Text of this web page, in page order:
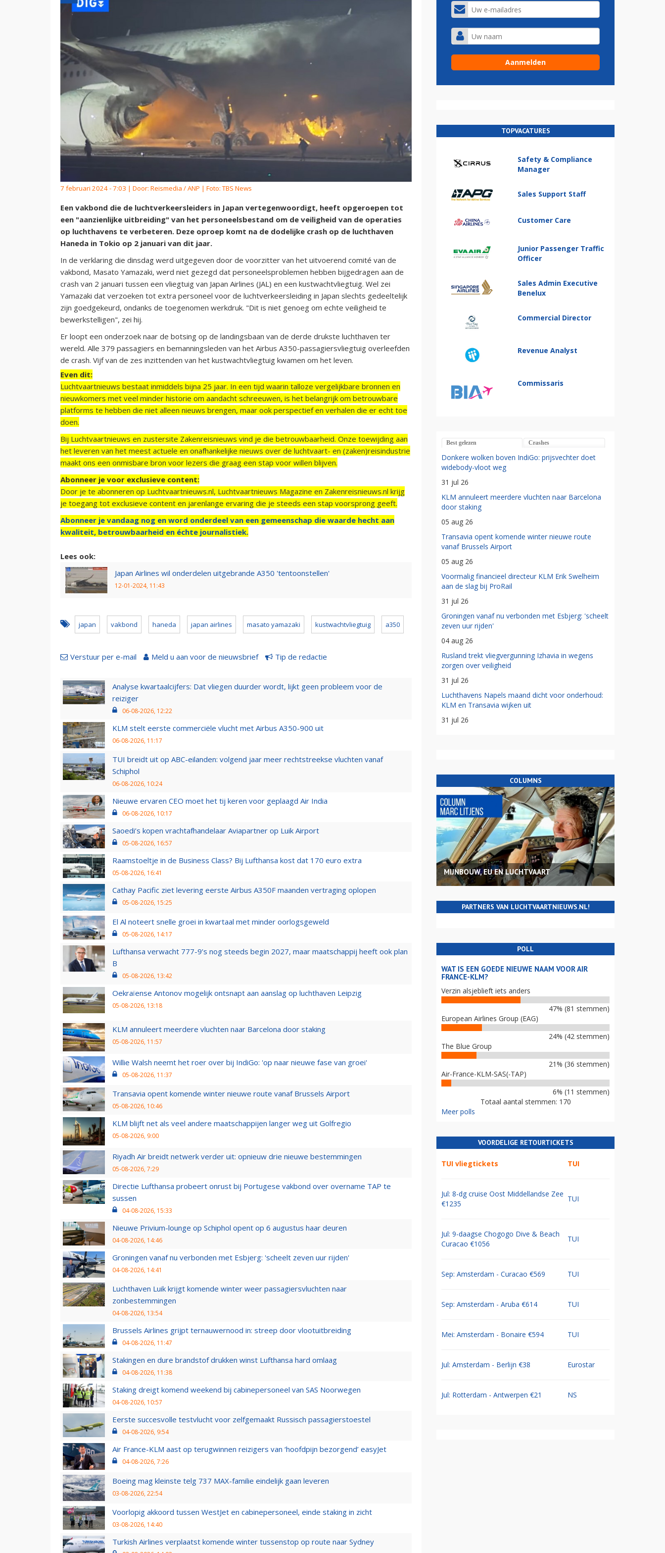
7 februari 2024 - 7:03 | Door: Reismedia / ANP | Foto: TBS News
Een vakbond die de luchtverkeersleiders in Japan vertegenwoordigt, heeft opgeroepen tot
een "aanzienlijke uitbreiding" van het personeelsbestand om de veiligheid van de operaties
op luchthavens te verbeteren. Deze oproep komt na de dodelijke crash op de luchthaven
Haneda in Tokio op 2 januari van dit jaar.
In de verklaring die dinsdag werd uitgegeven door de voorzitter van het uitvoerend comité van de
vakbond, Masato Yamazaki, werd niet gezegd dat personeelsproblemen hebben bijgedragen aan de
crash van 2 januari tussen een vliegtuig van Japan Airlines (JAL) en een kustwachtvliegtuig. Wel zei
Yamazaki dat verzoeken tot extra personeel voor de luchtverkeersleiding in Japan slechts gedeeltelijk
zijn goedgekeurd, ondanks de toegenomen werkdruk. "Dit is niet genoeg om echte veiligheid te
bewerkstelligen", zei hij.
Er loopt een onderzoek naar de botsing op de landingsbaan van de derde drukste luchthaven ter
wereld. Alle 379 passagiers en bemanningsleden van het Airbus A350-passagiersvliegtuig overleefden
de crash. Vijf van de zes inzittenden van het kustwachtvliegtuig kwamen om het leven.
Even dit:
Luchtvaartnieuws bestaat inmiddels bijna 25 jaar. In een tijd waarin talloze vergelijkbare bronnen en
nieuwkomers met veel minder historie om aandacht schreeuwen, is het belangrijk om betrouwbare
platforms te hebben die niet alleen nieuws brengen, maar ook perspectief en verhalen die er echt toe
doen.
Bij Luchtvaartnieuws en zustersite Zakenreisnieuws vind je die betrouwbaarheid. Onze toewijding aan
het leveren van het meest actuele en onafhankelijke nieuws over de luchtvaart- en (zaken)reisindustrie
maakt ons een onmisbare bron voor lezers die graag een stap voor willen blijven.
Abonneer je voor exclusieve content:
Door je te abonneren op Luchtvaartnieuws.nl, Luchtvaartnieuws Magazine en Zakenreisnieuws.nl krijg
je toegang tot exclusieve content en jarenlange ervaring die je steeds een stap voorsprong geeft.
Abonneer je vandaag nog en word onderdeel van een gemeenschap die waarde hecht aan
kwaliteit, betrouwbaarheid en échte journalistiek.
Lees ook:
Japan Airlines wil onderdelen uitgebrande A350 'tentoonstellen'
12-01-2024, 11:43
japan vakbond haneda japan airlines masato yamazaki kustwachtvliegtuig a350
Verstuur per e-mail Meld u aan voor de nieuwsbrief Tip de redactie
Analyse kwartaalcijfers: Dat vliegen duurder wordt, lijkt geen probleem voor de
reiziger
06-08-2026, 12:22
KLM stelt eerste commerciële vlucht met Airbus A350-900 uit
06-08-2026, 11:17
TUI breidt uit op ABC-eilanden: volgend jaar meer rechtstreekse vluchten vanaf
Schiphol
06-08-2026, 10:24
Nieuwe ervaren CEO moet het tij keren voor geplaagd Air India
06-08-2026, 10:17
Saoedi’s kopen vrachtafhandelaar Aviapartner op Luik Airport
05-08-2026, 16:57
Raamstoeltje in de Business Class? Bij Lufthansa kost dat 170 euro extra
05-08-2026, 16:41
Cathay Pacific ziet levering eerste Airbus A350F maanden vertraging oplopen
05-08-2026, 15:25
El Al noteert snelle groei in kwartaal met minder oorlogsgeweld
05-08-2026, 14:17
Lufthansa verwacht 777-9’s nog steeds begin 2027, maar maatschappij heeft ook plan
B
05-08-2026, 13:42
Oekraïense Antonov mogelijk ontsnapt aan aanslag op luchthaven Leipzig
05-08-2026, 13:18
KLM annuleert meerdere vluchten naar Barcelona door staking
05-08-2026, 11:57
Willie Walsh neemt het roer over bij IndiGo: 'op naar nieuwe fase van groei'
05-08-2026, 11:37
Transavia opent komende winter nieuwe route vanaf Brussels Airport
05-08-2026, 10:46
KLM blijft net als veel andere maatschappijen langer weg uit Golfregio
05-08-2026, 9:00
Riyadh Air breidt netwerk verder uit: opnieuw drie nieuwe bestemmingen
05-08-2026, 7:29
Directie Lufthansa probeert onrust bij Portugese vakbond over overname TAP te
sussen
04-08-2026, 15:33
Nieuwe Privium-lounge op Schiphol opent op 6 augustus haar deuren
04-08-2026, 14:46
Groningen vanaf nu verbonden met Esbjerg: 'scheelt zeven uur rijden'
04-08-2026, 14:41
Luchthaven Luik krijgt komende winter weer passagiersvluchten naar
zonbestemmingen
04-08-2026, 13:54
Brussels Airlines grijpt ternauwernood in: streep door vlootuitbreiding
04-08-2026, 11:47
Stakingen en dure brandstof drukken winst Lufthansa hard omlaag
04-08-2026, 11:38
Staking dreigt komend weekend bij cabinepersoneel van SAS Noorwegen
04-08-2026, 10:57
Eerste succesvolle testvlucht voor zelfgemaakt Russisch passagierstoestel
04-08-2026, 9:54
Air France-KLM aast op terugwinnen reizigers van ‘hoofdpijn bezorgend’ easyJet
04-08-2026, 7:26
Boeing mag kleinste telg 737 MAX-familie eindelijk gaan leveren
03-08-2026, 22:54
Voorlopig akkoord tussen WestJet en cabinepersoneel, einde staking in zicht
03-08-2026, 14:40
Turkish Airlines verplaatst komende winter tussenstop op route naar Sydney
TOPVACATURES
Safety & Compliance
Manager
Sales Support Staff
Customer Care
Junior Passenger Traffic
Officer
Sales Admin Executive
Benelux
Commercial Director
Revenue Analyst
Commissaris
Best gelezen Crashes
Donkere wolken boven IndiGo: prijsvechter doet
widebody-vloot weg
31 jul 26
KLM annuleert meerdere vluchten naar Barcelona
door staking
05 aug 26
Transavia opent komende winter nieuwe route
vanaf Brussels Airport
05 aug 26
Voormalig financieel directeur KLM Erik Swelheim
aan de slag bij ProRail
31 jul 26
Groningen vanaf nu verbonden met Esbjerg: 'scheelt
zeven uur rijden'
04 aug 26
Rusland trekt vliegvergunning Izhavia in wegens
zorgen over veiligheid
31 jul 26
Luchthavens Napels maand dicht voor onderhoud:
KLM en Transavia wijken uit
31 jul 26
COLUMNS
MIJNBOUW, EU EN LUCHTVAART
PARTNERS VAN LUCHTVAARTNIEUWS.NL!
POLL
WAT IS EEN GOEDE NIEUWE NAAM VOOR AIR
FRANCE-KLM?
Verzin alsjeblieft iets anders
47% (81 stemmen)
European Airlines Group (EAG)
24% (42 stemmen)
The Blue Group
21% (36 stemmen)
Air-France-KLM-SAS(-TAP)
6% (11 stemmen)
Totaal aantal stemmen: 170
Meer polls
VOORDELIGE RETOURTICKETS
TUI vliegtickets TUI
Jul: 8-dg cruise Oost Middellandse Zee
€1235
TUI
Jul: 9-daagse Chogogo Dive & Beach
Curacao €1056
TUI
Sep: Amsterdam - Curacao €569 TUI
Sep: Amsterdam - Aruba €614 TUI
Mei: Amsterdam - Bonaire €594 TUI
Jul: Amsterdam - Berlijn €38 Eurostar
Jul: Rotterdam - Antwerpen €21 NS